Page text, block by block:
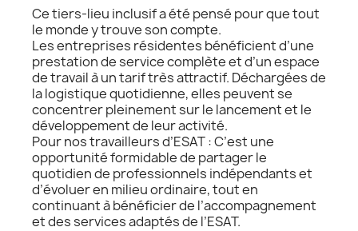
Ce tiers-lieu inclusif a été pensé pour que tout
le monde y trouve son compte.
Les entreprises résidentes bénéficient d’une
prestation de service complète et d’un espace
de travail à un tarif très attractif. Déchargées de
la logistique quotidienne, elles peuvent se
concentrer pleinement sur le lancement et le
développement de leur activité.
Pour nos travailleurs d’ESAT : C’est une
opportunité formidable de partager le
quotidien de professionnels indépendants et
d’évoluer en milieu ordinaire, tout en
continuant à bénéficier de l’accompagnement
et des services adaptés de l’ESAT.